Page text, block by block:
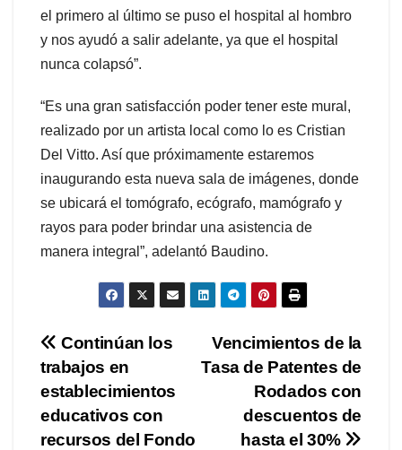
el primero al último se puso el hospital al hombro
y nos ayudó a salir adelante, ya que el hospital
nunca colapsó”.
“Es una gran satisfacción poder tener este mural,
realizado por un artista local como lo es Cristian
Del Vitto. Así que próximamente estaremos
inaugurando esta nueva sala de imágenes, donde
se ubicará el tomógrafo, ecógrafo, mamógrafo y
rayos para poder brindar una asistencia de
manera integral”, adelantó Baudino.
Navegación
de
entradas
Vencimientos de la
Tasa de Patentes de
Rodados con
descuentos de
hasta el 30%
Continúan los
trabajos en
establecimientos
educativos con
recursos del Fondo